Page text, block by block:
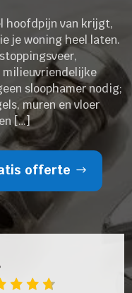
hoofdpijn van krijgt,
je woning heel laten.
milieuvriendelijke
sloophamer nodig;
muren en vloer
[…]
offerte